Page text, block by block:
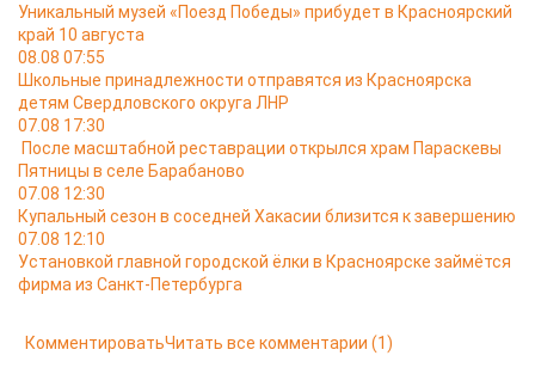
Уникальный музей «Поезд Победы» прибудет в Красноярский
край 10 августа
08.08 07:55
Школьные принадлежности отправятся из Красноярска
детям Свердловского округа ЛНР
07.08 17:30
После масштабной реставрации открылся храм Параскевы
Пятницы в селе Барабаново
07.08 12:30
Купальный сезон в соседней Хакасии близится к завершению
07.08 12:10
Установкой главной городской ёлки в Красноярске займётся
фирма из Санкт-Петербурга
КомментироватьЧитать все комментарии (1)